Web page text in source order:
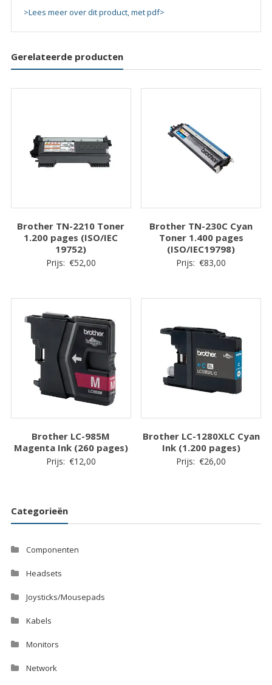
>Lees meer over dit product, met pdf>
Gerelateerde producten
Brother TN-2210 Toner
1.200 pages (ISO/IEC
19752)
Prijs: €52,00
Brother TN-230C Cyan
Toner 1.400 pages
(ISO/IEC19798)
Prijs: €83,00
Brother LC-985M
Magenta Ink (260 pages)
Prijs: €12,00
Brother LC-1280XLC Cyan
Ink (1.200 pages)
Prijs: €26,00
Categorieën
Componenten
Headsets
Joysticks/Mousepads
Kabels
Monitors
Network